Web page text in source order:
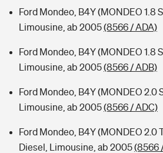
Ford Mondeo, B4Y (MONDEO 1.8
Limousine, ab 2005(8566 / ADA)
Ford Mondeo, B4Y (MONDEO 1.8
Limousine, ab 2005(8566 / ADB)
Ford Mondeo, B4Y (MONDEO 2.0
Limousine, ab 2005(8566 / ADC)
Ford Mondeo, B4Y (MONDEO 2.0
Diesel, Limousine, ab 2005(8566